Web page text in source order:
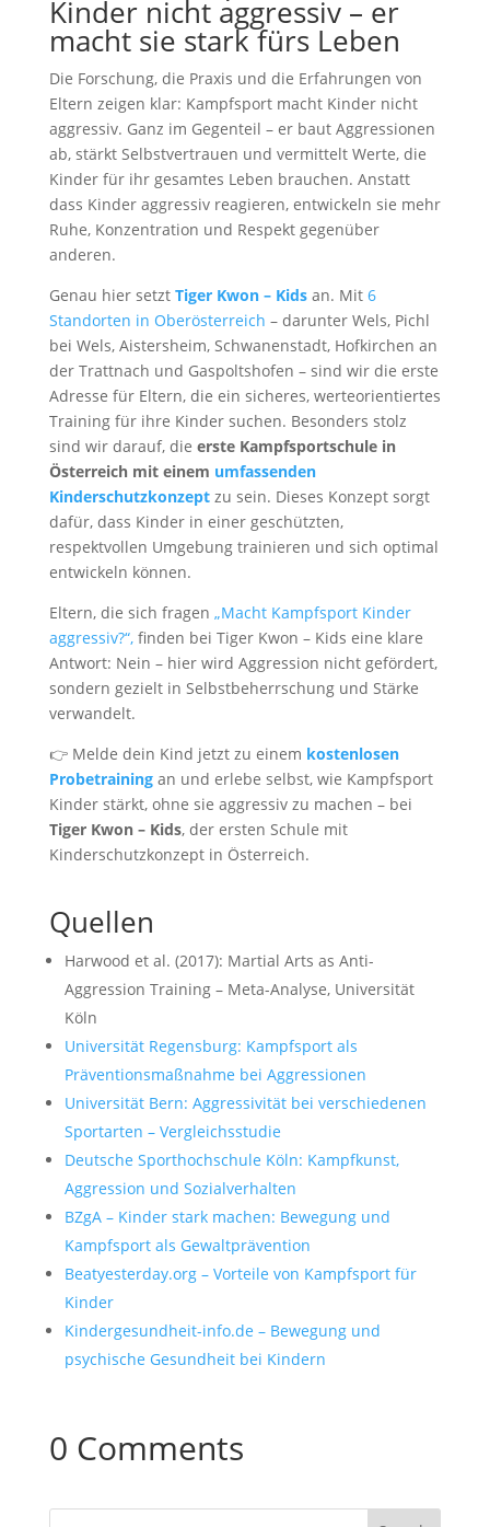
Kinder nicht aggressiv – er
macht sie stark fürs Leben
Die Forschung, die Praxis und die Erfahrungen von
Eltern zeigen klar: Kampfsport macht Kinder nicht
aggressiv. Ganz im Gegenteil – er baut Aggressionen
ab, stärkt Selbstvertrauen und vermittelt Werte, die
Kinder für ihr gesamtes Leben brauchen. Anstatt
dass Kinder aggressiv reagieren, entwickeln sie mehr
Ruhe, Konzentration und Respekt gegenüber
anderen.
Genau hier setzt Tiger Kwon – Kidsan. Mit 6
Standorten in Oberösterreich – darunter Wels, Pichl
bei Wels, Aistersheim, Schwanenstadt, Hofkirchen an
der Trattnach und Gaspoltshofen – sind wir die erste
Adresse für Eltern, die ein sicheres, werteorientiertes
Training für ihre Kinder suchen. Besonders stolz
sind wir darauf, die erste Kampfsportschule in
Österreich mit einem umfassenden
Kinderschutzkonzeptzu sein. Dieses Konzept sorgt
dafür, dass Kinder in einer geschützten,
respektvollen Umgebung trainieren und sich optimal
entwickeln können.
Eltern, die sich fragen „Macht Kampfsport Kinder
aggressiv?“,finden bei Tiger Kwon – Kids eine klare
Antwort: Nein – hier wird Aggression nicht gefördert,
sondern gezielt in Selbstbeherrschung und Stärke
verwandelt.
👉 Melde dein Kind jetzt zu einem kostenlosen
Probetrainingan und erlebe selbst, wie Kampfsport
Kinder stärkt, ohne sie aggressiv zu machen – bei
Tiger Kwon – Kids, der ersten Schule mit
Kinderschutzkonzept in Österreich.
Quellen
Harwood et al. (2017): Martial Arts as Anti-
Aggression Training – Meta-Analyse, Universität
Köln
Universität Regensburg: Kampfsport als
Präventionsmaßnahme bei Aggressionen
Universität Bern: Aggressivität bei verschiedenen
Sportarten – Vergleichsstudie
Deutsche Sporthochschule Köln: Kampfkunst,
Aggression und Sozialverhalten
BZgA – Kinder stark machen: Bewegung und
Kampfsport als Gewaltprävention
Beatyesterday.org – Vorteile von Kampfsport für
Kinder
Kindergesundheit-info.de – Bewegung und
psychische Gesundheit bei Kindern
0 Comments